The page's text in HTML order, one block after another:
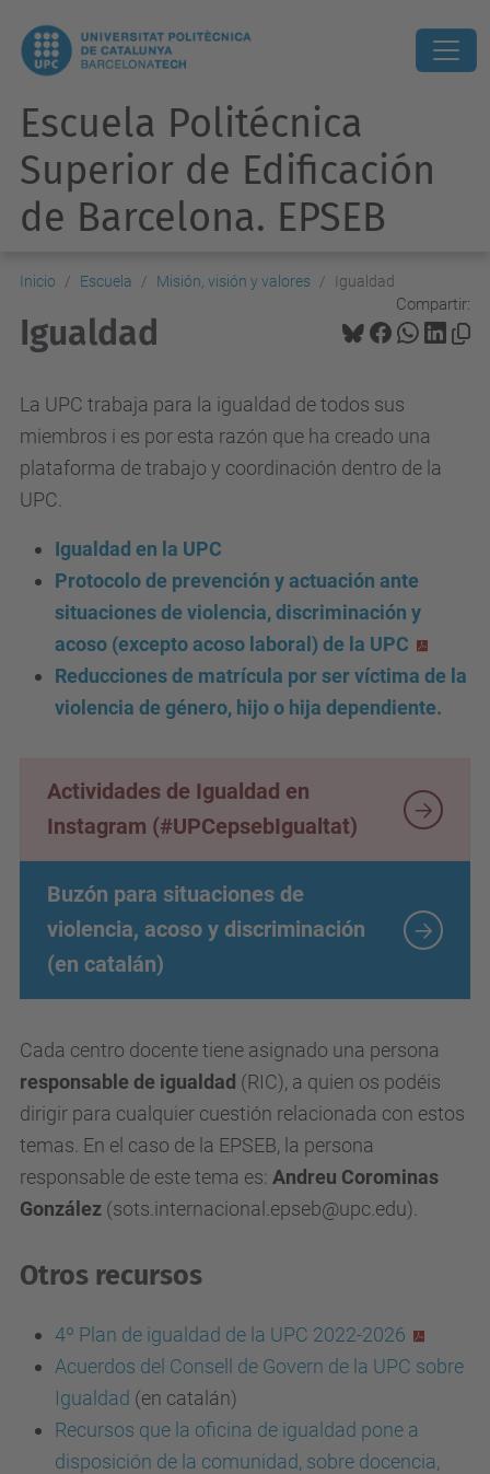
Escuela Politécnica
Superior de Edificación
de Barcelona. EPSEB
Inicio Escuela Misión, visión y valores Igualdad
Compartir:
Igualdad
La UPC trabaja para la igualdad de todos sus
miembros i es por esta razón que ha creado una
plataforma de trabajo y coordinación dentro de la
UPC.
Igualdad en la UPC
Protocolo de prevención y actuación ante
situaciones de violencia, discriminación y
acoso (excepto acoso laboral) de la UPC
Reducciones de matrícula por ser víctima de la
violencia de género, hijo o hija dependiente.
Actividades de Igualdad en
Instagram (#UPCepsebIgualtat)
Buzón para situaciones de
violencia, acoso y discriminación
(en catalán)
Cada centro docente tiene asignado una persona
responsable de igualdad (RIC), a quien os podéis
dirigir para cualquier cuestión relacionada con estos
temas. En el caso de la EPSEB, la persona
responsable de este tema es: Andreu Corominas
González (sots.internacional.epseb@upc.edu).
Otros recursos
4º Plan de igualdad de la UPC 2022-2026
Acuerdos del Consell de Govern de la UPC sobre
Igualdad (en catalán)
Recursos que la oficina de igualdad pone a
disposición de la comunidad, sobre docencia,